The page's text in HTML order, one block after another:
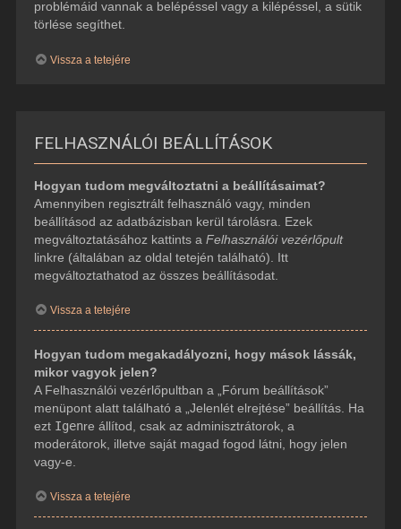
problémáid vannak a belépéssel vagy a kilépéssel, a sütik
törlése segíthet.
Vissza a tetejére
FELHASZNÁLÓI BEÁLLÍTÁSOK
Hogyan tudom megváltoztatni a beállításaimat?
Amennyiben regisztrált felhasználó vagy, minden
beállításod az adatbázisban kerül tárolásra. Ezek
megváltoztatásához kattints a Felhasználói vezérlőpult
linkre (általában az oldal tetején található). Itt
megváltoztathatod az összes beállításodat.
Vissza a tetejére
Hogyan tudom megakadályozni, hogy mások lássák,
mikor vagyok jelen?
A Felhasználói vezérlőpultban a „Fórum beállítások”
menüpont alatt található a „Jelenlét elrejtése” beállítás. Ha
ezt Igenre állítod, csak az adminisztrátorok, a
moderátorok, illetve saját magad fogod látni, hogy jelen
vagy-e.
Vissza a tetejére